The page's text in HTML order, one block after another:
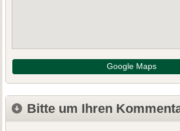
Google Maps
Bitte um Ihren